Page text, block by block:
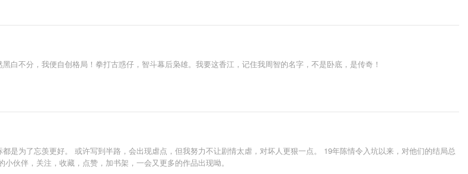
白不分，我便自创格局！拳打古惑仔，智斗幕后枭雄。我要这香江，记住我周智的名字，不是卧底，是传奇！
是为了忘羡更好。 或许写到半路，会出现虐点，但我努力不让剧情太虐，对坏人更狠一点。 19年陈情令入坑以来，对他们的结局总
伙伴，关注，收藏，点赞，加书架，一会又更多的作品出现呦。